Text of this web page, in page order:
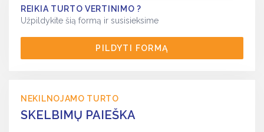
REIKIA TURTO VERTINIMO ?
Užpildykite šią formą ir susisieksime
PILDYTI FORMĄ
NEKILNOJAMO TURTO
SKELBIMŲ PAIEŠKA